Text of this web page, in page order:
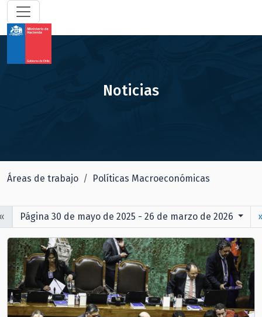
Noticias
Áreas de trabajo Políticas Macroeconómicas
Página 30 de mayo de 2025 - 26 de marzo de 2026